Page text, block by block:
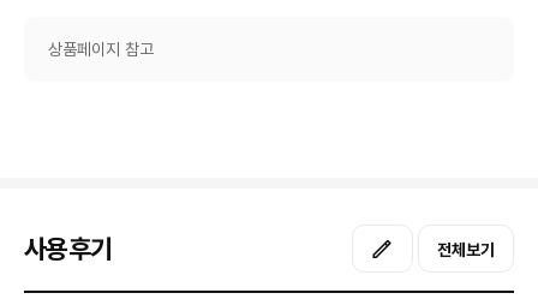
상품페이지 참고
사용후기 전체보기